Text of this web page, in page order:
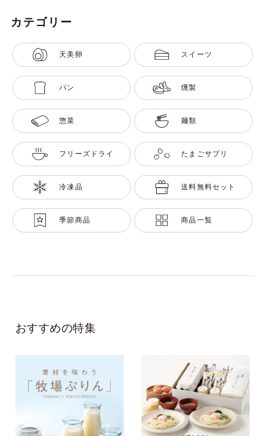
カテゴリー
天美卵 スイーツ
パン 燻製
惣菜 麺類
フリーズドライ たまごサプリ
冷凍品 送料無料セット
季節商品 商品一覧
おすすめの特集